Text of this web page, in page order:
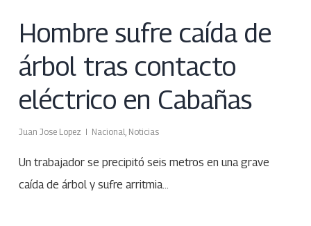
Hombre sufre caída de
árbol tras contacto
eléctrico en Cabañas
Juan Jose Lopez Nacional, Noticias
Un trabajador se precipitó seis metros en una grave
caída de árbol y sufre arritmia…